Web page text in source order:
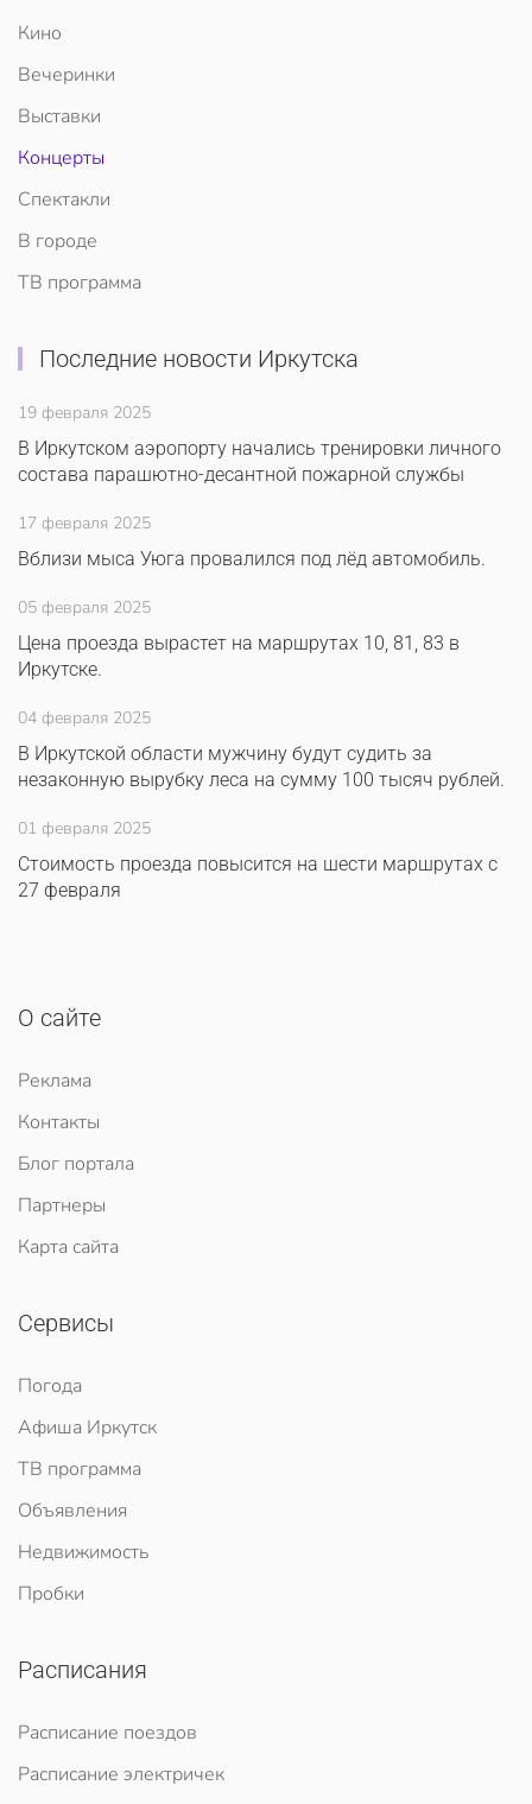
Кино
Вечеринки
Выставки
Концерты
Спектакли
В городе
ТВ программа
Последние новости Иркутска
19 февраля 2025
В Иркутском аэропорту начались тренировки личного
состава парашютно-десантной пожарной службы
17 февраля 2025
Вблизи мыса Уюга провалился под лёд автомобиль.
05 февраля 2025
Цена проезда вырастет на маршрутах 10, 81, 83 в
Иркутске.
04 февраля 2025
В Иркутской области мужчину будут судить за
незаконную вырубку леса на сумму 100 тысяч рублей.
01 февраля 2025
Стоимость проезда повысится на шести маршрутах с
27 февраля
О сайте
Реклама
Контакты
Блог портала
Партнеры
Карта сайта
Сервисы
Погода
Афиша Иркутск
ТВ программа
Объявления
Недвижимость
Пробки
Расписания
Расписание поездов
Расписание электричек